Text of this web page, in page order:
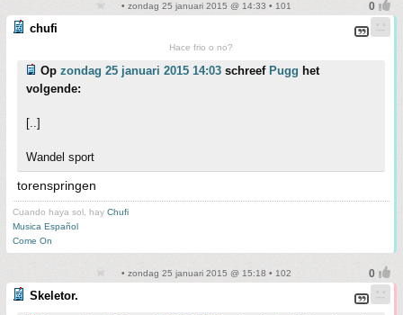
• zondag 25 januari 2015 @ 14:33 • 101
chufi
Hace frio o no?
Op zondag 25 januari 2015 14:03 schreef Pugg het
volgende:
[..]
Wandel sport
torenspringen
Cuando haya sol, hay Chufi
Musica Español
Come On
• zondag 25 januari 2015 @ 15:18 • 102
Skeletor.